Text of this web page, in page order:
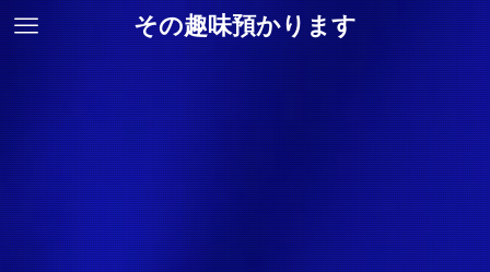
その趣味預かります